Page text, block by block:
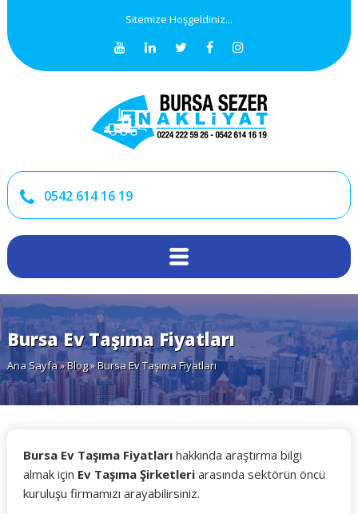
Sitemize Hoşgeldiniz...
0542 614 16 19
Bursa Ev Taşıma Fiyatları
Ana Sayfa»Blog» Bursa Ev Taşıma Fiyatları
Bursa Ev Taşıma Fiyatlarıhakkında araştırma bilgi
almak için Ev Taşıma Şirketleriarasında sektörün öncü
kuruluşu firmamızı arayabilirsiniz.